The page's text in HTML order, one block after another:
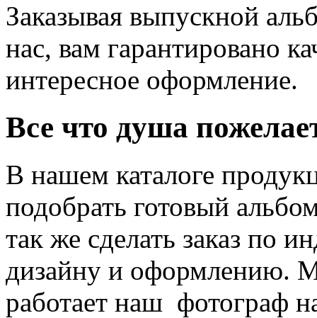
Заказывая выпускной
нас, вам гарантировано
интересное оформление.
Все что душа
В нашем каталоге
подобрать готовый
так же сделать заказ по
дизайну и оформлению.
работает наш фотограф